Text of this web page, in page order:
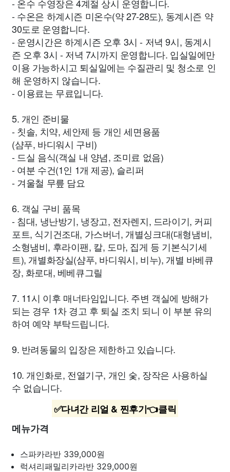
- 온수 수영장은 4계절 상시 운영합니다.
- 수온은 하계시즌 미온수(약 27-28도), 동계시즌 약
30도로 운영합니다.
- 운영시간은 하계시즌 오후 3시 - 저녁 9시, 동계시
즌 오후 3시 - 저녁 7시까지 운영합니다. 입실일에만
이용 가능하시고 퇴실일에는 수질관리 및 청소로 인
해 운영하지 않습니다.
- 이용료는 무료입니다.
5. 개인 준비물
- 칫솔, 치약, 세안제 등 개인 세면용품
(샴푸, 바디워시 구비)
- 드실 음식(객실 내 양념, 조미료 없음)
- 여분 수건(1인 1개 제공), 슬리퍼
- 겨울철 무릎 담요
6. 객실 구비 품목
- 침대, 냉난방기, 냉장고, 전자렌지, 드라이기, 커피
포트, 식기건조대, 가스버너, 개별싱크대(대형냄비,
소형냄비, 후라이팬, 칼, 도마, 집게 등 기본식기세
트), 개별화장실(샴푸, 바디워시, 비누), 개별 바베큐
장, 화로대, 베베큐그릴
7. 11시 이후 매너타임입니다. 주변 객실에 방해가
되는 경우 1차 경고 후 퇴실 조치 되니 이 부분 유의
하여 예약 부탁드립니다.
9. 반려동물의 입장은 제한하고 있습니다.
10. 개인화로, 전열기구, 개인 숯, 장작은 사용하실
수 없습니다.
✅다녀간 리얼 & 찐후기👈클릭
메뉴가격
스파카라반 339,000원
럭셔리패밀리카라반 329,000원